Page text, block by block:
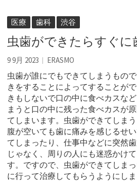
医療 歯科 渋谷
虫歯ができたらすぐに
9 9月 2023 ERASMO
虫歯が誰にでもできてしまうもの
きをすることによってすることがで
きもしないで口の中に食べカスな
まうと口の中に残った食べカスが
てしまいます。虫歯ができてしま
腹が空いても歯に痛みを感じるせ
てしまったり、仕事中などに突然
じゃなく、周りの人にも迷惑かけ
す。ですので、虫歯ができてしま
に行って治療してもらうようにしま